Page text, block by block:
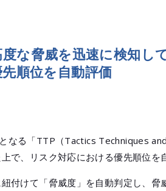
な脅威を迅速に検知し
順位を自動評価
なる「TTP（Tactics Techniques
で、リスク対応における優先順位を
付けて「脅威度」を自動判定し、脅